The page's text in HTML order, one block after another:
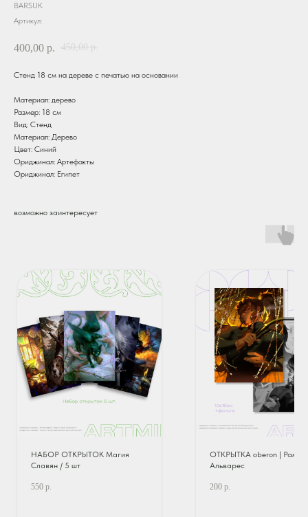
BARSUK
Артикул:
400,00 р. 450,00 р.
Стенд 18 см на дереве с печатью на основании
Материал: дерево
Размер: 18 см
Вид: Стенд
Материал: Дерево
Цвет: Синий
Ориджинал: Артефакты
Ориджинал: Египет
возможно заинтересует
НАБОР ОТКРЫТОК Магия
Славян / 5 шт
550 р.
ОТКРЫТКА oberon | Рамон
Альварес
200 р.